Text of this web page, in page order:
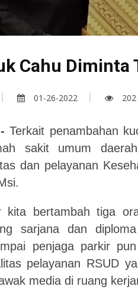
Cahu
01-26-2022 202
-Terkait penambahan
sakit umum
dan pelayanan
kita bertambah tiga
sarjana dan
penjaga parkir
pelayanan RSUD
media di ruang